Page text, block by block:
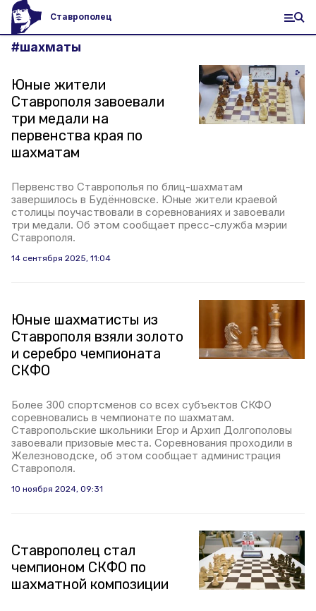
Ставрополец
#шахматы
Юные жители
Ставрополя завоевали
три медали на
первенства края по
шахматам
Первенство Ставрополья по блиц-шахматам
завершилось в Будённовске. Юные жители краевой
столицы поучаствовали в соревнованиях и завоевали
три медали. Об этом сообщает пресс-служба мэрии
Ставрополя.
14 сентября 2025, 11:04
Юные шахматисты из
Ставрополя взяли золото
и серебро чемпионата
СКФО
Более 300 спортсменов со всех субъектов СКФО
соревновались в чемпионате по шахматам.
Ставропольские школьники Егор и Архип Долгополовы
завоевали призовые места. Соревнования проходили в
Железноводске, об этом сообщает администрация
Ставрополя.
10 ноября 2024, 09:31
Ставрополец стал
чемпионом СКФО по
шахматной композиции